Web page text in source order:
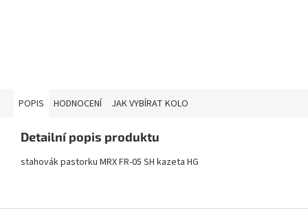
POPIS HODNOCENÍ JAK VYBÍRAT KOLO
Detailní popis produktu
stahovák pastorku MRX FR-05 SH kazeta HG